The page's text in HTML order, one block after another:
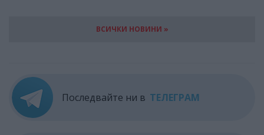
ВСИЧКИ НОВИНИ »
Последвайте ни в ТЕЛЕГРАМ